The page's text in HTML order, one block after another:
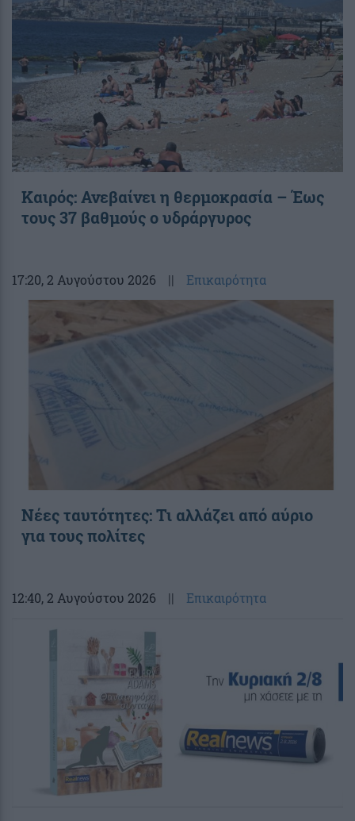
Καιρός: Ανεβαίνει η θερμοκρασία – Έως
τους 37 βαθμούς ο υδράργυρος
17:20, 2 Αυγούστου 2026 || Επικαιρότητα
Νέες ταυτότητες: Τι αλλάζει από αύριο
για τους πολίτες
12:40, 2 Αυγούστου 2026 || Επικαιρότητα